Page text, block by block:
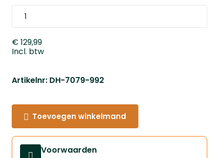
€ 129,99
Incl. btw
Artikelnr: DH-7079-992
Toevoegen winkelmand
Voorwaarden